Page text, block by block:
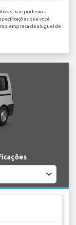
não podemos
que você
a empresa de aluguel de